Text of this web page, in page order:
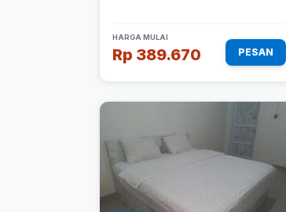
HARGA MULAI
Rp 389.670 PESAN